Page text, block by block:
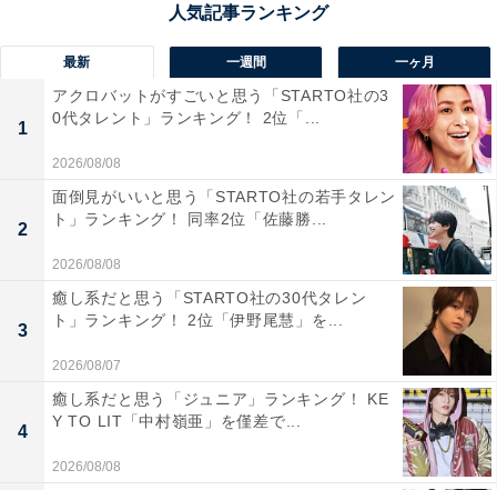
三好市にある池田ダムは、四国を代表する大河・吉野川
をせき止める大型ダムとして、その存在感は圧倒的で
す。ダム湖の雄大な眺めと、山々に囲まれた自然のコン
トラストが見事で、訪れる人々の目を引きます。展望ポ
イントからは川の流れとダムの構造が一望でき、技術の
迫力と自然の美しさを同時に感じられる貴重なスポッ
ト。観光としてもアクセスしやすく、ドライブの途中に
立ち寄る人も多い、人気の名所です。
回答者からは「ダム下流に階段式魚道が整備されてい
て、遡上する鮎を観るのも楽しみです。再訪してみたい
です」（50代男性／広島県）、「四国最大級のダムで、
吉野川の豊かな水をたたえる雄大な景観が魅力です。規
模の大きさに加えて、周辺にはサイクリングロードや展
望ポイントも整備され、自然を満喫しながら見学できる
環境が整っています。四国の代表的な河川とダムの関わ
最新 一週間 一ヶ月
1
アクロバットがすごいと思う「STARTO社の3
0代タレント」ランキング！ 2位「...
2026/08/08
2
面倒見がいいと思う「STARTO社の若手タレン
ト」ランキング！ 同率2位「佐藤勝...
2026/08/08
3
癒し系だと思う「STARTO社の30代タレン
ト」ランキング！ 2位「伊野尾慧」を...
2026/08/07
4
癒し系だと思う「ジュニア」ランキング！ KE
Y TO LIT「中村嶺亜」を僅差で...
2026/08/08